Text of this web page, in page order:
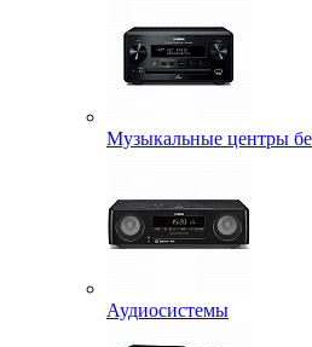
Музыкальные центры
Аудиосистемы